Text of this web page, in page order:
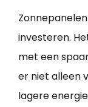
investeren.
met een
er niet alleen
lagere